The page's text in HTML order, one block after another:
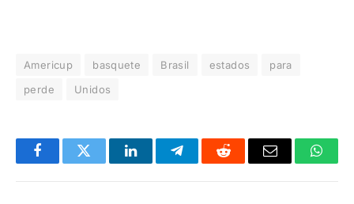
Americup basquete Brasil estados
para
perde
Unidos
FacebookTwitter LinkedInTelegramaReddit
E-